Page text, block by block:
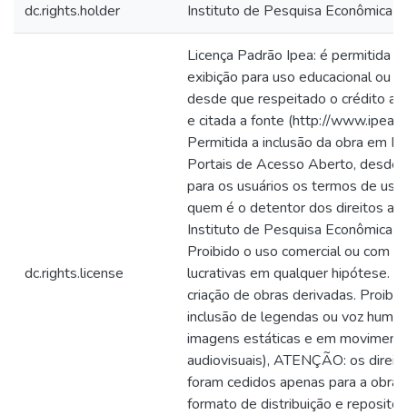
dc.rights.holder Instituto de Pesquisa Econômica
dc.rights.license
Licença Padrão Ipea: é permitida
exibição para uso educacional ou
desde que respeitado o crédito
e citada a fonte (http://
Permitida a inclusão da obra em
Portais de Acesso Aberto, desde
para os usuários os termos de
quem é o detentor dos direitos
Instituto de Pesquisa Econômica
Proibido o uso comercial ou com
lucrativas em qualquer hipótese.
criação de obras derivadas.
inclusão de legendas ou voz
imagens estáticas e em
audiovisuais), ATENÇÃO: os
foram cedidos apenas para a obra
formato de distribuição e